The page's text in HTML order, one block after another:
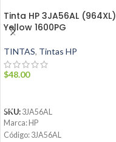
Tinta HP 3JA56AL (964XL)
Yellow 1600PG
TINTAS, Tintas HP
$48.00
SKU: 3JA56AL
Marca: HP
Código: 3JA56AL